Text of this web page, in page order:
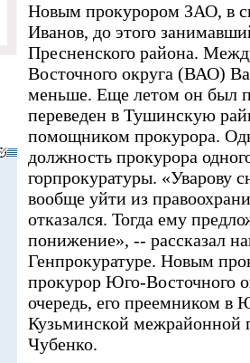
Новым прокурором ЗАО, в
Иванов, до этого
Пресненского района.
Восточного округа (ВАО)
меньше. Еще летом он был
переведен в Тушинскую
помощником прокурора.
должность прокурора
горпрокуратуры. «Уварову
вообще уйти из
отказался. Тогда ему
понижение», -- рассказал
Генпрокуратуре. Новым
прокурор Юго-Восточного
очередь, его преемником
Кузьминской межрайонной
Чубенко.